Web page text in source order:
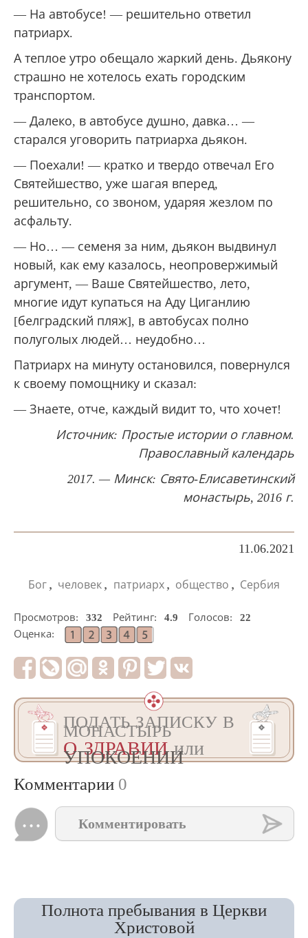
— На автобусе! — решительно ответил
патриарх.
А теплое утро обещало жаркий день. Дьякону
страшно не хотелось ехать городским
транспортом.
— Далеко, в автобусе душно, давка… —
старался уговорить патриарха дьякон.
— Поехали! — кратко и твердо отвечал Его
Святейшество, уже шагая вперед,
решительно, со звоном, ударяя жезлом по
асфальту.
— Но… — семеня за ним, дьякон выдвинул
новый, как ему казалось, неопровержимый
аргумент, — Ваше Святейшество, лето,
многие идут купаться на Аду Циганлию
[белградский пляж], в автобусах полно
полуголых людей… неудобно…
Патриарх на минуту остановился, повернулся
к своему помощнику и сказал:
— Знаете, отче, каждый видит то, что хочет!
Источник: Простые истории о главном.
Православный календарь
2017. — Минск: Свято-Елисаветинский
монастырь, 2016 г.
11.06.2021
Бог , человек , патриарх , общество , Сербия
Просмотров: 332 Рейтинг: 4.9 Голосов:
22
Оценка:
ПОДАТЬ ЗАПИСКУ В
МОНАСТЫРЬ
О ЗДРАВИИили
УПОКОЕНИИ
Комментарии 0
Комментировать
Полнота пребывания в Церкви
Христовой